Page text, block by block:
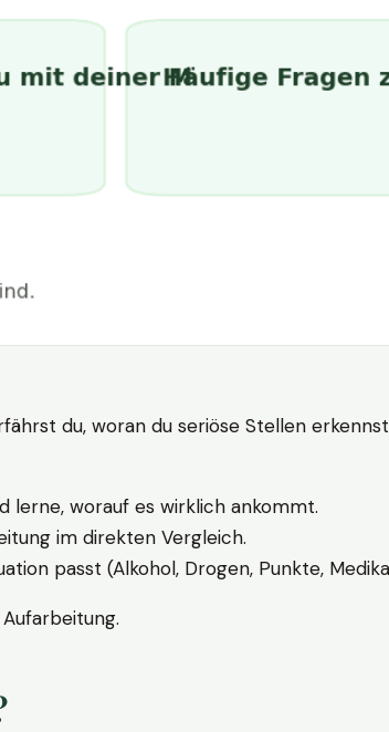
du, woran du seriöse Stellen
lerne, worauf es wirklich ankommt.
im direkten Vergleich.
passt (Alkohol, Drogen, Punkte,